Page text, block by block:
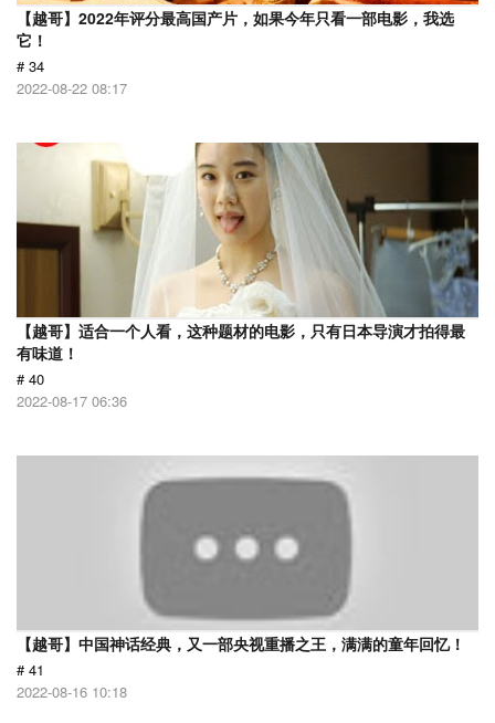
【越哥】2022年评分最高国产片，如果今年只看一部电影，我选
它！
# 34
2022-08-22 08:17
【越哥】适合一个人看，这种题材的电影，只有日本导演才拍得最
有味道！
# 40
2022-08-17 06:36
【越哥】中国神话经典，又一部央视重播之王，满满的童年回忆！
# 41
2022-08-16 10:18